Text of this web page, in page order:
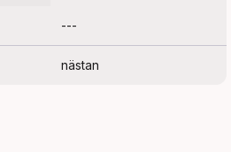
---
nästan